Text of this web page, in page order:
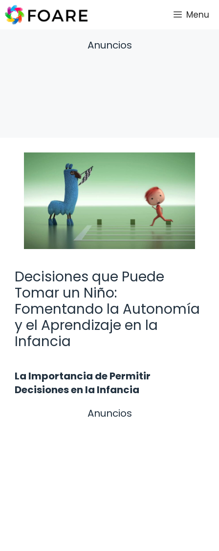
Saltar
al
Menu
Anuncios
Decisiones que Puede
Tomar un Niño:
Fomentando la Autonomía
y el Aprendizaje en la
Infancia
La Importancia de Permitir
Decisiones en la Infancia
Anuncios